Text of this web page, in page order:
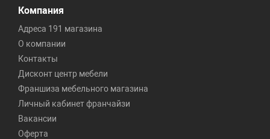
Компания
Адреса 191 магазина
О компании
Контакты
Дисконт центр мебели
Франшиза мебельного магазина
Личный кабинет франчайзи
Вакансии
Оферта